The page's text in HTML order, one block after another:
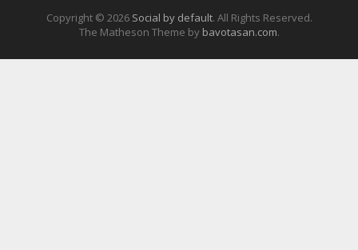
Copyright © 2026 Social by default. All Rights Reserved.
The Matheson Theme by bavotasan.com.